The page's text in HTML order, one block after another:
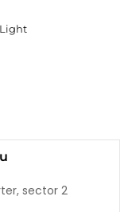
sector 2